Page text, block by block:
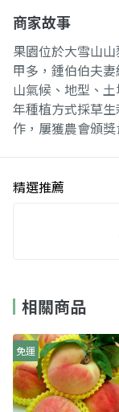
商家故事
果園位於大雪山
甲多，鍾伯伯夫
山氣候、地型、
年種植方式採草
作，屢獲農會頒獎
精選推薦
相關商品
免運